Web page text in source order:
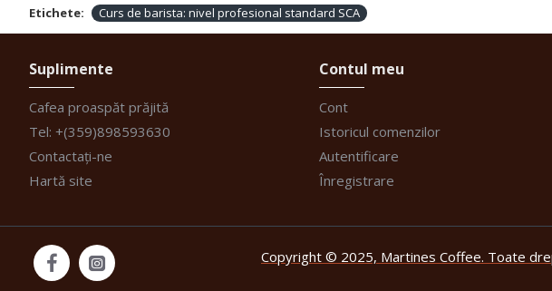
Etichete: Curs de barista: nivel profesional standard SCA
Suplimente
Cafea proaspăt prăjită
Tel: +(359)898593630
Contactați-ne
Hartă site
Contul meu
Cont
Istoricul comenzilor
Autentificare
Înregistrare
Copyright © 2025, Martines Coffee. Toate